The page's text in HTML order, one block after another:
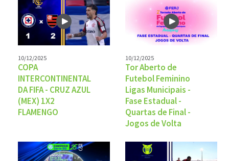
10/12/2025
COPA
INTERCONTINENTAL
DA FIFA - CRUZ AZUL
(MEX) 1X2
FLAMENGO
10/12/2025
Tor Aberto de
Futebol Feminino
Ligas Municipais -
Fase Estadual -
Quartas de Final -
Jogos de Volta